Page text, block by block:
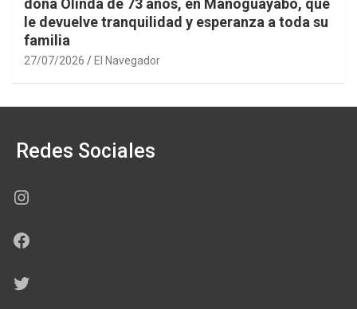
doña Olinda de 73 años, en Manoguayabo, que
le devuelve tranquilidad y esperanza a toda su
familia
27/07/2026 El Navegador
Redes Sociales
Instagram
Facebook
Twitter